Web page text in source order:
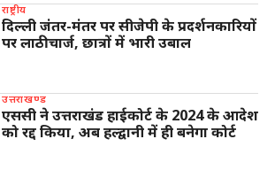
राष्ट्रीय
दिल्ली जंतर-मंतर पर सीजेपी के प्रदर्शनकारियों
पर लाठीचार्ज, छात्रों में भारी उबाल
उत्तराखण्ड
एससी ने उत्तराखंड हाईकोर्ट के 2024 के आदेश
को रद्द किया, अब हल्द्वानी में ही बनेगा कोर्ट